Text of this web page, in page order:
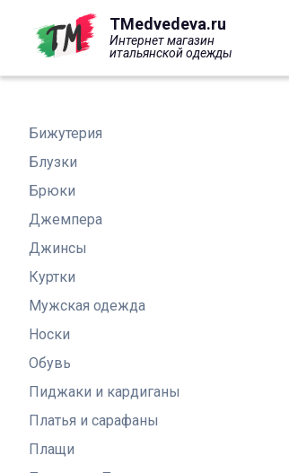
основному
содержанию
TMedvedeva.ru
Интернет магазин
итальянской одежды
Бижутерия
Блузки
Брюки
Джемпера
Джинсы
Куртки
Мужская одежда
Носки
Обувь
Пиджаки и кардиганы
Платья и сарафаны
Плащи